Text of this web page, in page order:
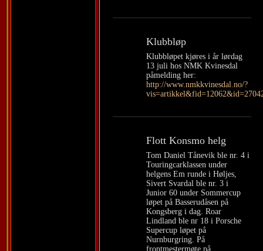
Klubbløp
Klubbløpet kjøres i år lørdag
13 juli hos NMK Kvinesdal
påmelding her:
http://www.nmkkvinesdal.no/?
Flott Konsmo helg
Tom Daniel Tånevik ble nr. 4 i
Touringcarklassen under
helgens Em runde i Høljes,
Sivert Svardal ble nr. 3 i
Junior 60 under Sommercup
løpet på Basserudåsen på
Kongsberg i dag. Roar
Lindland ble nr 18 i Porsche
Supercup løpet på
Nurnburgring. På
frontmestermøte på